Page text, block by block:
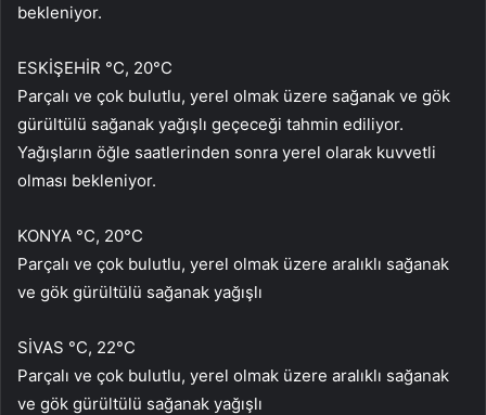
bekleniyor.
ESKİŞEHİR °C, 20°C
Parçalı ve çok bulutlu, yerel olmak üzere sağanak ve gök
gürültülü sağanak yağışlı geçeceği tahmin ediliyor.
Yağışların öğle saatlerinden sonra yerel olarak kuvvetli
olması bekleniyor.
KONYA °C, 20°C
Parçalı ve çok bulutlu, yerel olmak üzere aralıklı sağanak
ve gök gürültülü sağanak yağışlı
SİVAS °C, 22°C
Parçalı ve çok bulutlu, yerel olmak üzere aralıklı sağanak
ve gök gürültülü sağanak yağışlı